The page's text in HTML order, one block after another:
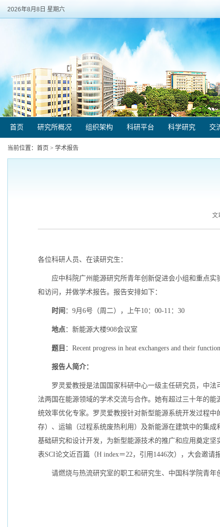
2026年8月8日 星期六
首页 研究所概况 组织架构 科研平台 科学研究 交
当前位置： 首页 > 学术报告
文
各位科研人员、在读研究生：
应中科院广州能源研究所青年创新促进会小组和重点
和访问，并做学术报告。报告安排如下：
时间 ： 9月 6号（周二），上午10： 00-11 ： 30
地点：新能源大楼908会议室
题目 ： Recent progress in heat exchangers and their
报告人简介：
罗灵爱教授是法国国家科研中心一级主任研究员，中
法两国在能源领域的学术交流与合作。她有超过三十年的
统效率优化专家。罗灵爱教授针对新型能源系统开发过程
存）、运输（过程系统废热利用）及新能源在建筑中的集
基础研究和设计开发，为新型能源技术的推广和应用奠定
表SCI论文近百篇（H index＝22，引用 1446次），大会邀请
请燃烧与热流研究室的职工和研究生、中国科学院青